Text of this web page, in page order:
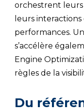
orchestrent leurs
leurs
performances.
s’accélère
Engine
règles de la
Du